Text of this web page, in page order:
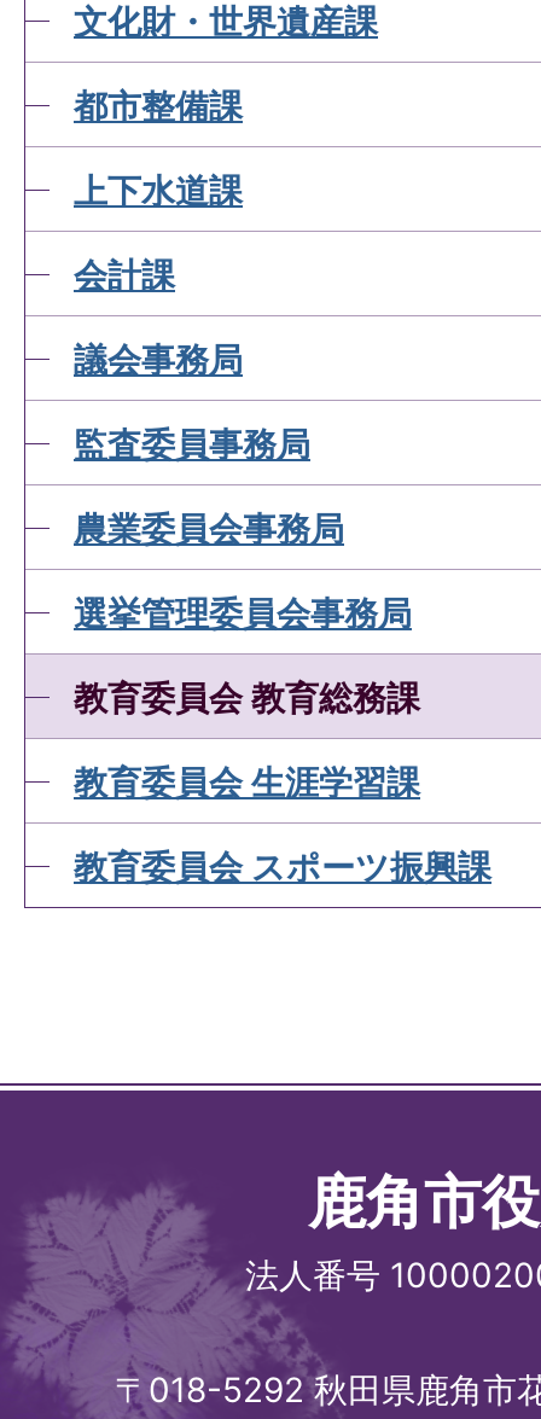
文化財・世界遺産課
都市整備課
上下水道課
会計課
議会事務局
監査委員事務局
農業委員会事務局
選挙管理委員会事務局
教育委員会 教育総務課
教育委員会 生涯学習課
教育委員会 スポーツ振興課
鹿角市
法人番号
〒018-5292 秋田県鹿角市